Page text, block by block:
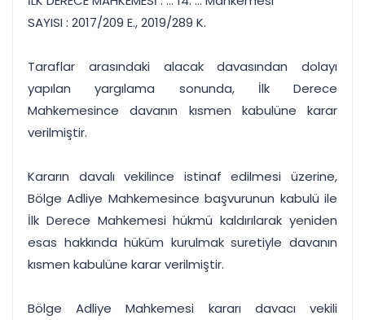
Tüm özellikleri inceleyin
SAYISI : 2017/209 E., 2019/289 K.
Taraflar arasındaki alacak davasından dolayı
yapılan yargılama sonunda, İlk Derece
Mahkemesince davanın kısmen kabulüne karar
verilmiştir.
Kararın davalı vekilince istinaf edilmesi üzerine,
Bölge Adliye Mahkemesince başvurunun kabulü ile
İlk Derece Mahkemesi hükmü kaldırılarak yeniden
esas hakkında hüküm kurulmak suretiyle davanın
kısmen kabulüne karar verilmiştir.
Bölge Adliye Mahkemesi kararı davacı vekili